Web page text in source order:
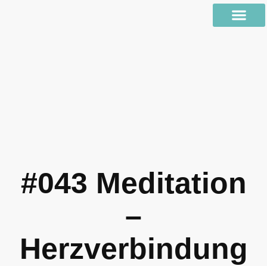
#043 Meditation
–
Herzverbindung